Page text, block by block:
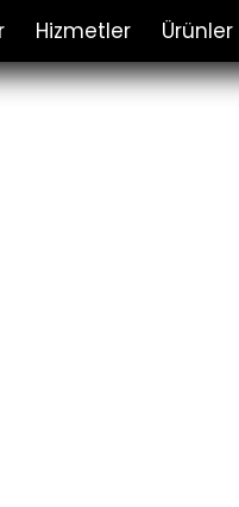
Hizmetler Ürünler